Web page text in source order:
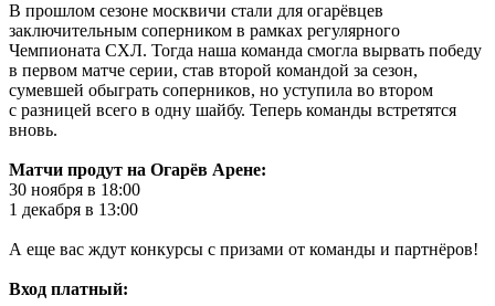
В прошлом сезоне москвичи стали для огарёвцев
заключительным соперником в рамках регулярного
Чемпионата СХЛ. Тогда наша команда смогла вырвать победу
в первом матче серии, став второй командой за сезон,
сумевшей обыграть соперников, но уступила во втором
с разницей всего в одну шайбу. Теперь команды встретятся
вновь.
Матчи продут на Огарёв Арене:
30 ноября в 18:00
1 декабря в 13:00
А еще вас ждут конкурсы с призами от команды и партнёров!
Вход платный: